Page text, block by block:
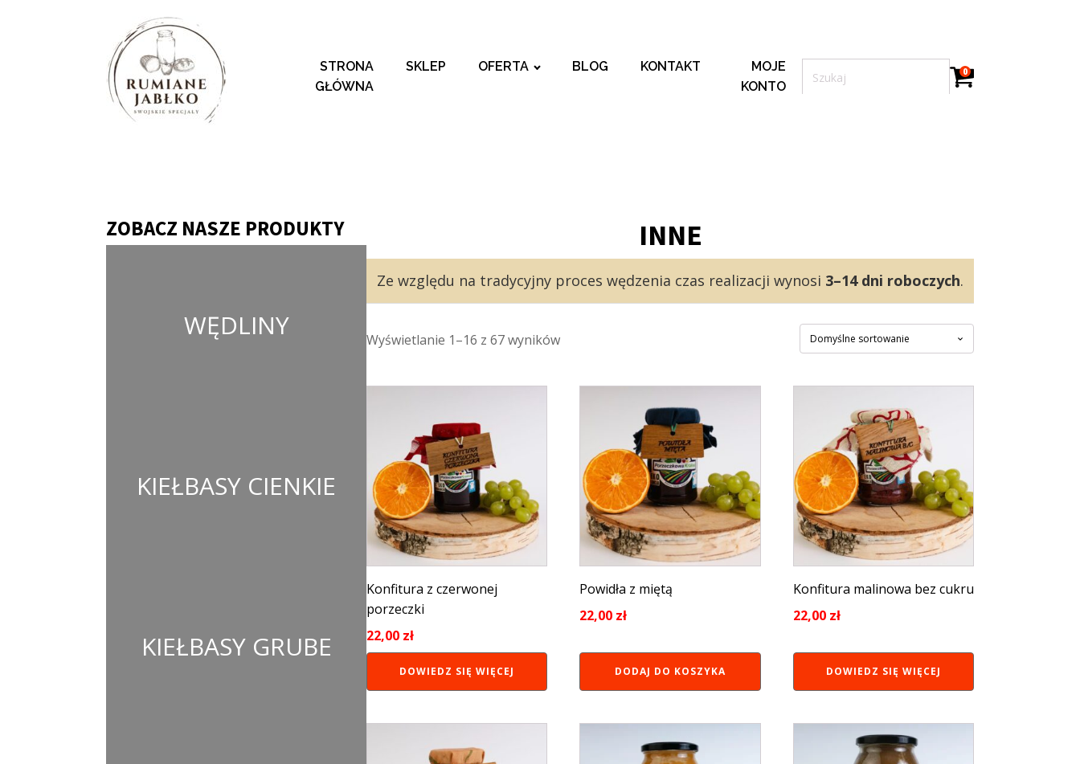
STRONA
GŁÓWNA
SKLEP OFERTA BLOG KONTAKT
MOJE
KONTO
0
ZOBACZ NASZE PRODUKTY
WĘDLINY
KIEŁBASY CIENKIE
KIEŁBASY GRUBE
INNE
Ze względu na tradycyjny proces wędzenia czas realizacji wynosi 3–14 dni roboczych.
Wyświetlanie 1–16 z 67 wyników
Konfitura z czerwonej
porzeczki
22,00 zł
DOWIEDZ SIĘ WIĘCEJ
Powidła z miętą
22,00 zł
DODAJ DO KOSZYKA
Konfitura malinowa bez cukru
22,00 zł
DOWIEDZ SIĘ WIĘCEJ